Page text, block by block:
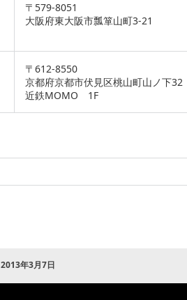
〒579-8051
大阪府東大阪市瓢箪山町3-21
〒612-8550
京都府京都市伏見区桃山町山ノ下32
近鉄MOMO 1F
2013年3月7日